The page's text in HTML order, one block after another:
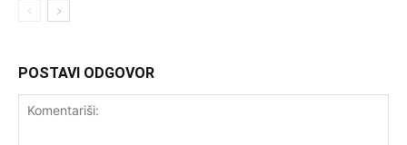
POSTAVI ODGOVOR